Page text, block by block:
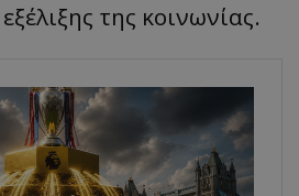
της κοινωνίας.